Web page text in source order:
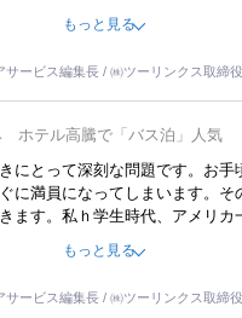
にこのようなイベントが行われ
も楽しみが増えるでしょうね。
もっと見る
サービス編集長 / ㈱ツーリンクス取締役
ホテル高騰で「バス泊」人気
にとって深刻な問題です。お手
に満員になってしまいます。そ
ます。私ｈ学生時代、アメリカ
レイハウンドバスでした。夕方
せていました。ただし、若いか
で京都に行った、青森に行った
ってしまいます。
もっと見る
サービス編集長 / ㈱ツーリンクス取締役